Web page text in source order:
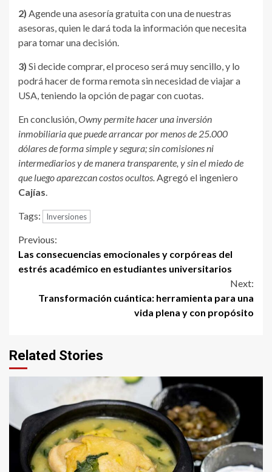
2) Agende una asesoría gratuita con una de nuestras
asesoras, quien le dará toda la información que necesita
para tomar una decisión.
3) Si decide comprar, el proceso será muy sencillo, y lo
podrá hacer de forma remota sin necesidad de viajar a
USA, teniendo la opción de pagar con cuotas.
En conclusión,Owny permite hacer una inversión
inmobiliaria que puede arrancar por menos de 25.000
dólares de forma simple y segura; sin comisiones ni
intermediarios y de manera transparente, y sin el miedo de
que luego aparezcan costos ocultos.Agregó el ingeniero
Cajías.
Tags: Inversiones
Continue
Reading
Previous:
Las consecuencias emocionales y corpóreas del
estrés académico en estudiantes universitarios
Next:
Transformación cuántica: herramienta para una
vida plena y con propósito
Related Stories